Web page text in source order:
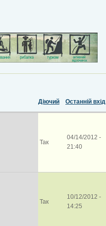
Діючий Останній вхід
Так
04/14/2012 -
21:40
Так
10/12/2012 -
14:25